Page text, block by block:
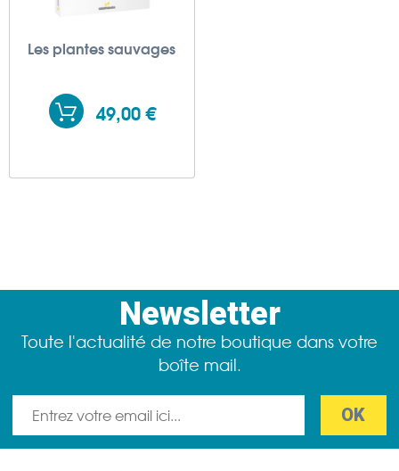
Les plantes sauvages
49,00 €
Newsletter
Toute l'actualité de notre boutique dans votre
boîte mail.